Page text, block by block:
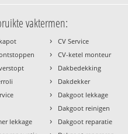
vaktermen:
lekkage
› CV Service
› CV-ketel monteur
› Dakbedekking
› Dakdekker
› Dakgoot lekkage
› Dakgoot reinigen
› Dakgoot reparatie